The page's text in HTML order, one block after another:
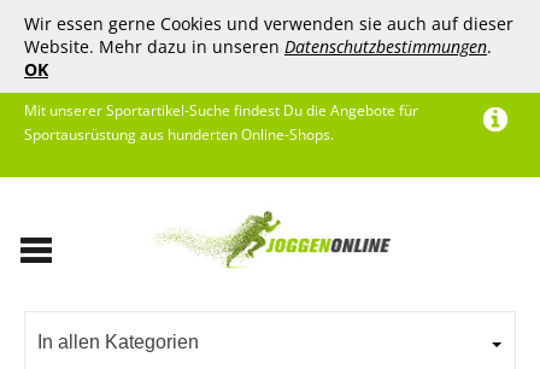
Wir essen gerne Cookies und verwenden sie auch auf dieser
Website. Mehr dazu in unseren Datenschutzbestimmungen.
OK
Mit unserer Sportartikel-Suche findest Du die Angebote für
Sportausrüstung aus hunderten Online-Shops.
In allen Kategorien